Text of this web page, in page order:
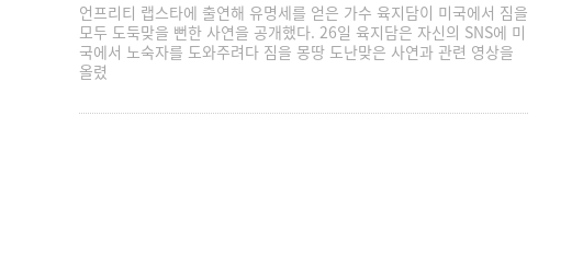
언프리티 랩스타에 출연해 유명세를 얻은 가수 육지담이 미국에서 짐을
모두 도둑맞을 뻔한 사연을 공개했다. 26일 육지담은 자신의 SNS에 미
국에서 노숙자를 도와주려다 짐을 몽땅 도난맞은 사연과 관련 영상을
올렸